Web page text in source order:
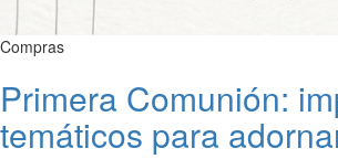
Compras
Primera Comunión:
temáticos para